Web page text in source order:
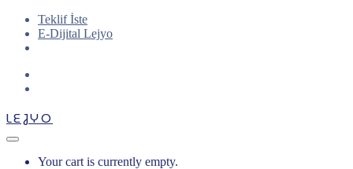
Teklif İste
E-Dijital Lejyo
LEJYO
Your cart is currently empty.